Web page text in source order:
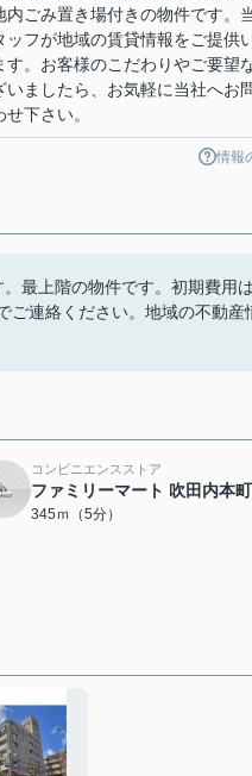
内ごみ置き場付きの物件です。
ッフが地域の賃貸情報をご提供
す。お客様のこだわりやご要望
いましたら、お気軽に当社へお
せ下さい。
情報
最上階の物件です。初期費用は
ご連絡ください。地域の不動産
コンビニエンスストア
ファミリーマート 吹田内本
345ｍ（5分）